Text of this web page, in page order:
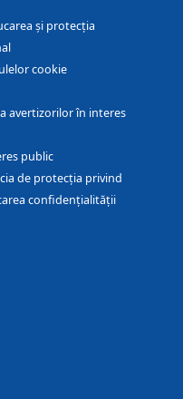
și protecția
cookie
avertizorilor în interes
public
de protecția privind
confidențialității